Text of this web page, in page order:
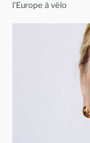
l’Europe à vélo